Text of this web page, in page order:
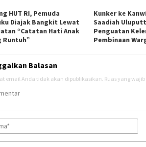
HUT RI, Pemuda
Diajak Bangkit Lewat
“Catatan Hati Anak
Runtuh”
Kunker ke
Saadiah
Penguatan
Pembinaan
Balasan
email Anda tidak akan dipublikasikan. Ruas yang